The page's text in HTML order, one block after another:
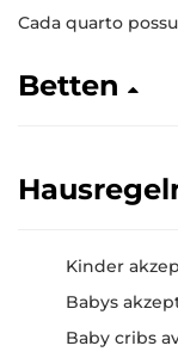
Cada quarto
Betten
Kinder
Babys
Baby cribs